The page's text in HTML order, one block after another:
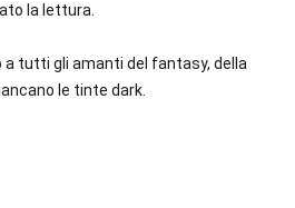
la lettura.
a tutti gli amanti del fantasy, della
le tinte dark.